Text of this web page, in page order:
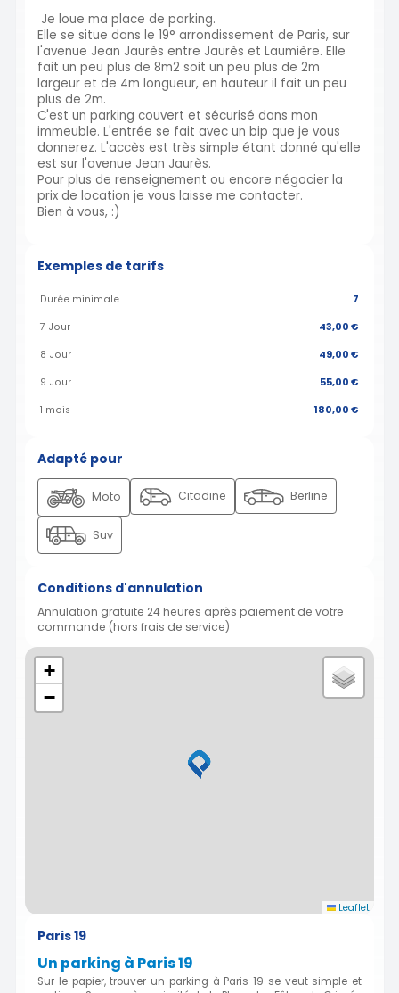
Je loue ma place de parking.
Elle se situe dans le 19° arrondissement de Paris, sur
l'avenue Jean Jaurès entre Jaurès et Laumière. Elle
fait un peu plus de 8m2 soit un peu plus de 2m
largeur et de 4m longueur, en hauteur il fait un peu
plus de 2m.
C'est un parking couvert et sécurisé dans mon
immeuble. L'entrée se fait avec un bip que je vous
donnerez. L'accès est très simple étant donné qu'elle
est sur l'avenue Jean Jaurès.
Pour plus de renseignement ou encore négocier la
prix de location je vous laisse me contacter.
Bien à vous, :)
Exemples de tarifs
Durée minimale 7
7 Jour 43,00 €
8 Jour 49,00 €
9 Jour 55,00 €
1 mois 180,00 €
Adapté pour
Moto Citadine Berline
Suv
Conditions d'annulation
Annulation gratuite 24 heures après paiement de votre
commande (hors frais de service)
+
−
Leaflet
Paris 19
Un parking à Paris 19
Sur le papier, trouver un parking à Paris 19 se veut simple et